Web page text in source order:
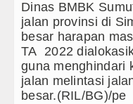
Dinas BMBK
jalan provinsi di
besar harapan
TA 2022
guna menghindari
jalan melintasi
besar.(RIL/BG)/pe